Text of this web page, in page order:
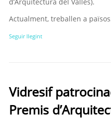
Actualment, treballen a
Seguir llegint
Vidresif
Premis